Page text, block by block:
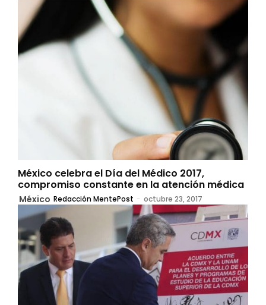
México celebra el Día del Médico 2017,
compromiso constante en la atención médica
México Redacción MentePost - octubre 23, 2017